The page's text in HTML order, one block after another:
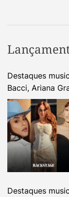
Destaques
Bacci, Ariana
Destaques